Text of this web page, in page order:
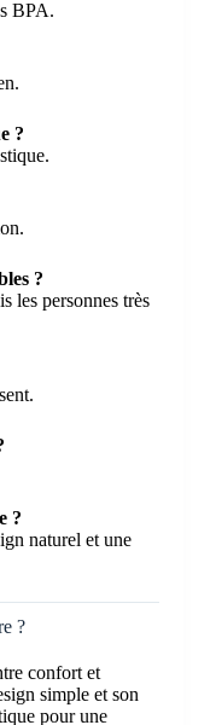
BPA.
?
?
les personnes très
?
naturel et une
?
confort et
simple et son
pour une